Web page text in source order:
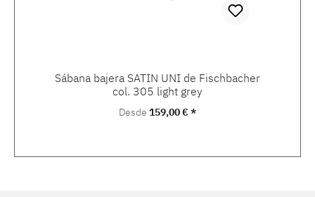
Sábana bajera SATIN UNI de Fischbacher
col. 305 light grey
Precio normal:
Desde 159,00 € *